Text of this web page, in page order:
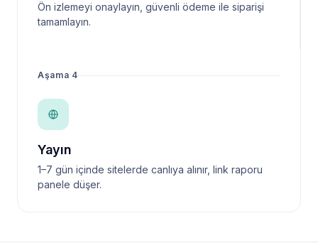
Ön izlemeyi onaylayın, güvenli ödeme ile siparişi
tamamlayın.
Aşama 4
Yayın
1–7 gün içinde sitelerde canlıya alınır, link raporu
panele düşer.